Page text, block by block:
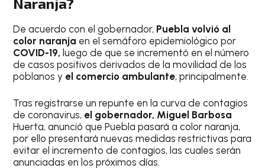
De acuerdo con el gobernador, Puebla volvió al
color naranja en el semáforo epidemiológico por
COVID-19, luego de que se incrementó en el número
de casos positivos derivados de la movilidad de los
poblanos y el comercio ambulante, principalmente.
Tras registrarse un repunte en la curva de contagios
de coronavirus, el gobernador, Miguel Barbosa
Huerta, anunció que Puebla pasará a color naranja,
por ello presentará nuevas medidas restrictivas para
evitar el incremento de contagios, las cuales serán
anunciadas en los próximos días.